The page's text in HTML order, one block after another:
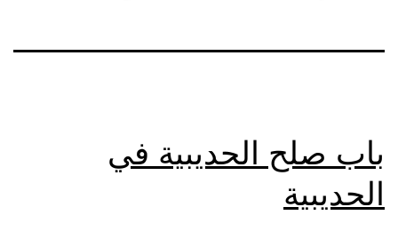
باب صلح الحديبية في
الحديبية